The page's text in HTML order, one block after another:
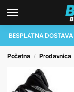
BESPLATNA DOSTAVA
Početna / Prodavnica